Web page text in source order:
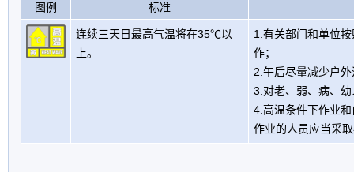
图例 标准
连续三天日最高气温将在35℃以
上。
1.有关部门和单位
作；
2.午后尽量减少户
3.对老、弱、病、
4.高温条件下作业
作业的人员应当采